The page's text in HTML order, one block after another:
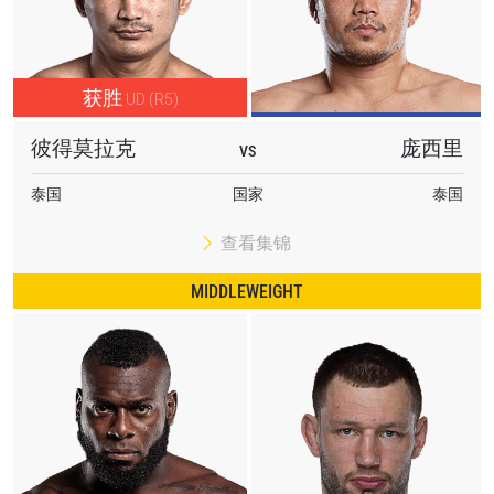
获胜 UD (R5)
彼得莫拉克 VS 庞西里
泰国 国家 泰国
查看集锦
MIDDLEWEIGHT